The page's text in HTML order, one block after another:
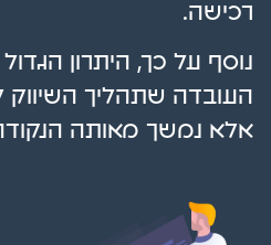
רכישה.
נוסף על כך, היתרון
העובדה שתהליך
אלא נמשך מאותה